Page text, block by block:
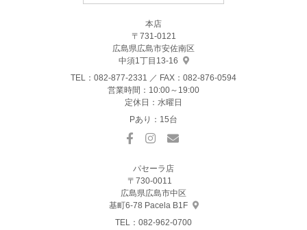
本店
〒731-0121
広島県広島市安佐南区
中須1丁目13-16
TEL： 082-877-2331 ／ FAX：082-876-0594
営業時間：10:00～19:00
定休日：水曜日
Pあり：15台
パセーラ店
〒730-0011
広島県広島市中区
基町6-78 Pacela B1F
TEL： 082-962-0700